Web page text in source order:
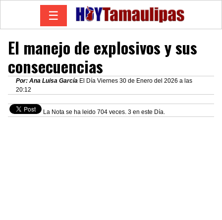
☰
El manejo de explosivos y sus
consecuencias
Por: Ana Luisa García El Día Viernes 30 de Enero del 2026 a las
20:12
La Nota se ha leido 704 veces. 3 en este Día.